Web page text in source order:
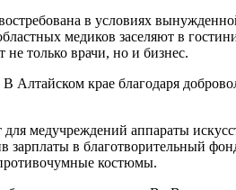
в условиях
медиков заселяют в
только врачи, но и бизнес.
крае благодаря
медучреждений аппараты
в благотворительный
костюмы.